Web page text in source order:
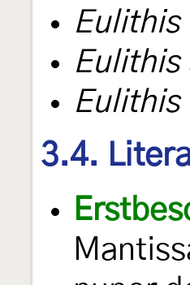
Eulithis
Eulithis
Eulithis
3.4.